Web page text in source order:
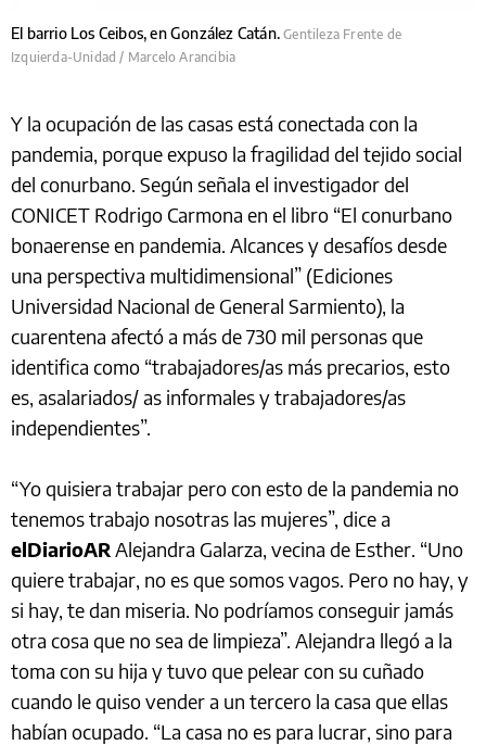
El barrio Los Ceibos, en González Catán.Gentileza Frente de
Izquierda-Unidad / Marcelo Arancibia
Y la ocupación de las casas está conectada con la
pandemia, porque expuso la fragilidad del tejido social
del conurbano. Según señala el investigador del
CONICET Rodrigo Carmona en el libro “El conurbano
bonaerense en pandemia. Alcances y desafíos desde
una perspectiva multidimensional” (Ediciones
Universidad Nacional de General Sarmiento), la
cuarentena afectó a más de 730 mil personas que
identifica como “trabajadores/as más precarios, esto
es, asalariados/ as informales y trabajadores/as
independientes”.
“Yo quisiera trabajar pero con esto de la pandemia no
tenemos trabajo nosotras las mujeres”, dice a
elDiarioARAlejandra Galarza, vecina de Esther. “Uno
quiere trabajar, no es que somos vagos. Pero no hay, y
si hay, te dan miseria. No podríamos conseguir jamás
otra cosa que no sea de limpieza”. Alejandra llegó a la
toma con su hija y tuvo que pelear con su cuñado
cuando le quiso vender a un tercero la casa que ellas
habían ocupado. “La casa no es para lucrar, sino para